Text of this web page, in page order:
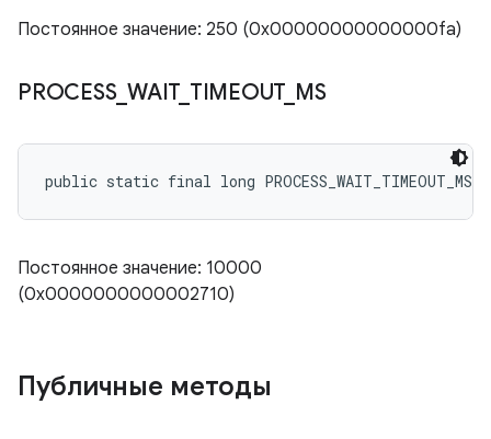
Постоянное значение: 250 (0x00000000000000fa)
PROCESS_ WAIT_ TIMEOUT_ MS
public static final long PROCESS_WAIT_TIMEOUT_MS
Постоянное значение: 10000
(0x0000000000002710)
Публичные методы